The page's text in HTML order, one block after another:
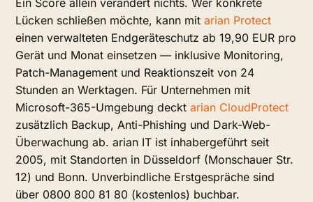
Ein Score allein verändert nichts. Wer konkrete
Lücken schließen möchte, kann mit arian Protect
einen verwalteten Endgeräteschutz ab 19,90 EUR pro
Gerät und Monat einsetzen — inklusive Monitoring,
Patch-Management und Reaktionszeit von 24
Stunden an Werktagen. Für Unternehmen mit
Microsoft-365-Umgebung deckt arian CloudProtect
zusätzlich Backup, Anti-Phishing und Dark-Web-
Überwachung ab. arian IT ist inhabergeführt seit
2005, mit Standorten in Düsseldorf (Monschauer Str.
12) und Bonn. Unverbindliche Erstgespräche sind
über 0800 800 81 80 (kostenlos) buchbar.